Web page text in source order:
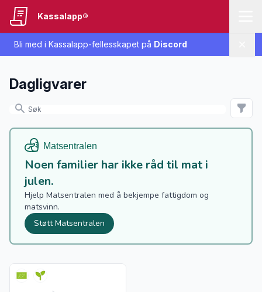
Bli med i Kassalapp-fellesskapet på Discord
Kassalapp®
Dagligvarer
Noen familier har ikke råd til mat i
julen.
Hjelp Matsentralen med å bekjempe fattigdom og
matsvinn.
Støtt Matsentralen
Vis flere detaljer for produktet "Joya Risfløte Økologisk,